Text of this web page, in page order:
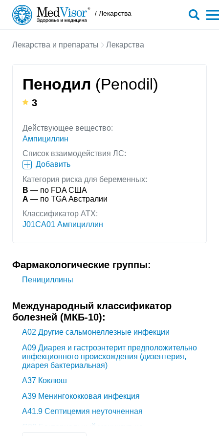
/ Лекарства
Лекарства и препараты Лекарства
Пенодил (Penodil)
3
Действующее вещество:
Ампициллин
Список взаимодействия ЛС:
Добавить
Категория риска для беременных:
B — по FDA США
A — по TGA Австралии
Классификатор АТХ:
J01CA01 Ампициллин
Фармакологические группы:
Пенициллины
Международный классификатор
болезней (МКБ-10):
A02 Другие сальмонеллезные инфекции
A09 Диарея и гастроэнтерит предположительно
инфекционного происхождения (дизентерия,
диарея бактериальная)
A37 Коклюш
A39 Менингококковая инфекция
A41.9 Септицемия неуточненная
G00 Бактериальный менингит, не